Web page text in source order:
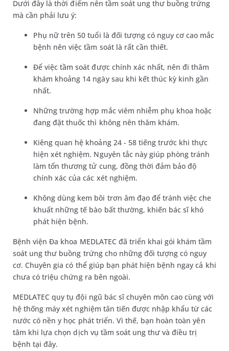
Dưới đây là thời điểm nên tầm soát ung thư buồng trứng
mà cần phải lưu ý:
Phụ nữ trên 50 tuổi là đối tượng có nguy cơ cao mắc
bệnh nên việc tầm soát là rất cần thiết.
Để việc tầm soát được chính xác nhất, nên đi thăm
khám khoảng 14 ngày sau khi kết thúc kỳ kinh gần
nhất.
Những trường hợp mắc viêm nhiễm phụ khoa hoặc
đang đặt thuốc thì không nên thăm khám.
Kiêng quan hệ khoảng 24 - 58 tiếng trước khi thực
hiện xét nghiệm. Nguyên tắc này giúp phòng tránh
làm tổn thương tử cung, đồng thời đảm bảo độ
chính xác của các xét nghiệm.
Không dùng kem bôi trơn âm đạo để tránh việc che
khuất những tế bào bất thường, khiến bác sĩ khó
phát hiện bệnh.
Bệnh viện Đa khoa MEDLATEC đã triển khai gói khám tầm
soát ung thư buồng trứng cho những đối tượng có nguy
cơ. Chuyên gia có thể giúp bạn phát hiện bệnh ngay cả khi
chưa có triệu chứng ra bên ngoài.
MEDLATEC quy tụ đội ngũ bác sĩ chuyên môn cao cùng với
hệ thống máy xét nghiệm tân tiến được nhập khẩu từ các
nước có nền y học phát triển. Vì thế, bạn hoàn toàn yên
tâm khi lựa chọn dịch vụ tầm soát ung thư và điều trị
bệnh tại đây.